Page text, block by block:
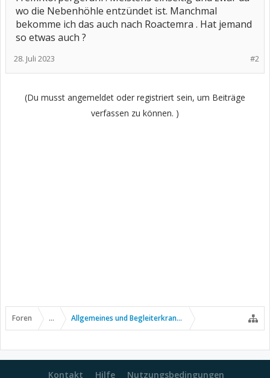
wo die Nebenhöhle entzündet ist. Manchmal
bekomme ich das auch nach Roactemra . Hat jemand
so etwas auch ?
#2
28. Juli 2023
(Du musst angemeldet oder registriert sein, um Beiträge
verfassen zu können. )
Foren ... Allgemeines und Begleiterkrankungen
Kontakt Hilfe Nutzungsbedingungen